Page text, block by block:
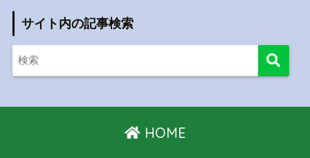
サイト内の記事検索
HOME